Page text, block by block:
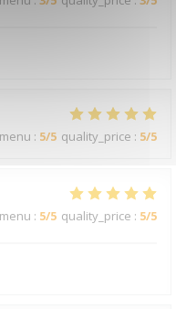
menu : 5/5 quality_price : 5/5
menu : 5/5 quality_price : 5/5